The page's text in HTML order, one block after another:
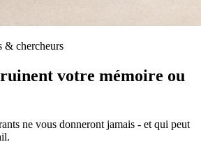
& chercheurs
votre mémoire ou
ne vous donneront jamais - et qui peut